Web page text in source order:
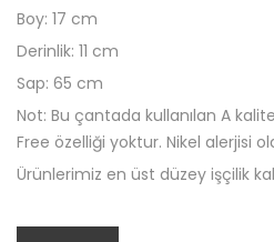
Boy: 17 cm
Derinlik: 11 cm
Sap: 65 cm
Not: Bu çantada kullanılan A
Free özelliği yoktur. Nikel alerjisi
Ürünlerimiz en üst düzey işçilik